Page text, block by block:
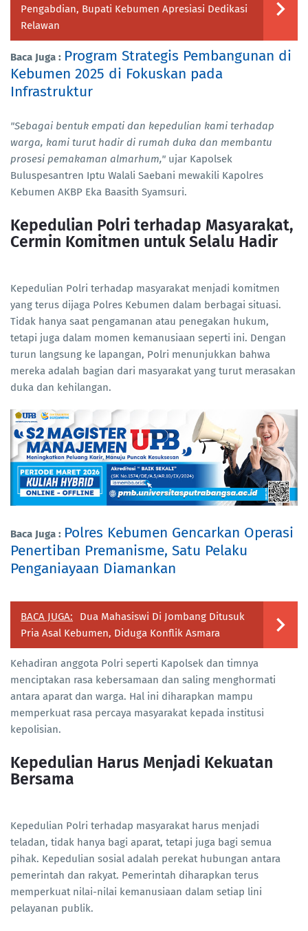
Pengabdian, Bupati Kebumen Apresiasi Dedikasi
Relawan
Baca Juga : Program Strategis Pembangunan di
Kebumen 2025 di Fokuskan pada
Infrastruktur
"Sebagai bentuk empati dan kepedulian kami terhadap
warga, kami turut hadir di rumah duka dan membantu
prosesi pemakaman almarhum," ujar Kapolsek
Buluspesantren Iptu Walali Saebani mewakili Kapolres
Kebumen AKBP Eka Baasith Syamsuri.
Kepedulian Polri terhadap Masyarakat,
Cermin Komitmen untuk Selalu Hadir
Kepedulian Polri terhadap masyarakat menjadi komitmen
yang terus dijaga Polres Kebumen dalam berbagai situasi.
Tidak hanya saat pengamanan atau penegakan hukum,
tetapi juga dalam momen kemanusiaan seperti ini. Dengan
turun langsung ke lapangan, Polri menunjukkan bahwa
mereka adalah bagian dari masyarakat yang turut merasakan
duka dan kehilangan.
Baca Juga : Polres Kebumen Gencarkan Operasi
Penertiban Premanisme, Satu Pelaku
Penganiayaan Diamankan
BACA JUGA:
Dua Mahasiswi Di Jombang Ditusuk
Pria Asal Kebumen, Diduga Konflik Asmara
Kehadiran anggota Polri seperti Kapolsek dan timnya
menciptakan rasa kebersamaan dan saling menghormati
antara aparat dan warga. Hal ini diharapkan mampu
memperkuat rasa percaya masyarakat kepada institusi
kepolisian.
Kepedulian Harus Menjadi Kekuatan
Bersama
Kepedulian Polri terhadap masyarakat harus menjadi
teladan, tidak hanya bagi aparat, tetapi juga bagi semua
pihak. Kepedulian sosial adalah perekat hubungan antara
pemerintah dan rakyat. Pemerintah diharapkan terus
memperkuat nilai-nilai kemanusiaan dalam setiap lini
pelayanan publik.